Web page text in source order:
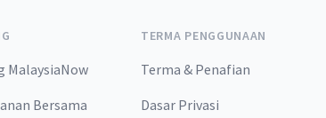
MalaysiaNow
Bersama
TERMA PENGGUNAAN
Terma & Penafian
Dasar Privasi